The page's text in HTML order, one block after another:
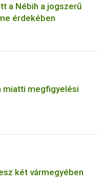
a Nébih a jogszerű
érdekében
miatti megfigyelési
két vármegyében